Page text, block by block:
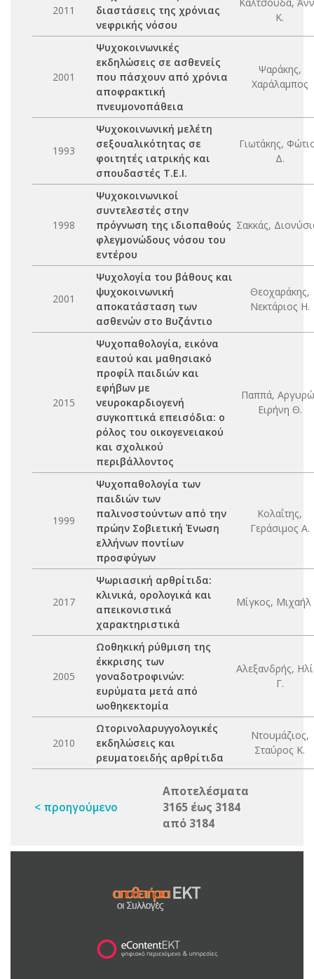
2011
διαστάσεις της χρόνιας
νεφρικής νόσου
Κ.
2001
Ψυχοκοινωνικές
εκδηλώσεις σε ασθενείς
που πάσχουν από χρόνια
αποφρακτική
πνευμονοπάθεια
Ψαράκης,
Χαράλαμπος
1993
Ψυχοκοινωνική μελέτη
σεξουαλικότητας σε
φοιτητές ιατρικής και
σπουδαστές Τ.Ε.Ι.
Γιωτάκης,
Δ.
1998
Ψυχοκοινωνικοί
συντελεστές στην
πρόγνωση της ιδιοπαθούς
φλεγμονώδους νόσου του
εντέρου
Σακκάς,
2001
Ψυχολογία του βάθους και
ψυχοκοινωνική
αποκατάσταση των
ασθενών στο Βυζάντιο
Θεοχαράκης,
Νεκτάριος Η.
2015
Ψυχοπαθολογία, εικόνα
εαυτού και μαθησιακό
προφίλ παιδιών και
εφήβων με
νευροκαρδιογενή
συγκοπτικά επεισόδια: ο
ρόλος του οικογενειακού
και σχολικού
περιβάλλοντος
Παππά,
Ειρήνη Θ.
1999
Ψυχοπαθολογία των
παιδιών των
παλινοστούντων από την
πρώην Σοβιετική Ένωση
ελλήνων ποντίων
προσφύγων
Κολαΐτης,
Γεράσιμος Α.
2017
Ψωριασική αρθρίτιδα:
κλινικά, ορολογικά και
απεικονιστικά
χαρακτηριστικά
Μίγκος, Μιχαήλ
2005
Ωοθηκική ρύθμιση της
έκκρισης των
γοναδοτροφινών:
ευρύματα μετά από
ωοθηκεκτομία
Αλεξανδρής,
Γ.
2010
Ωτορινολαρυγγολογικές
εκδηλώσεις και
ρευματοειδής αρθρίτιδα
Ντουμάζιος,
Σταύρος Κ.
< προηγούμενο
Αποτελέσματα
3165 έως 3184
από 3184